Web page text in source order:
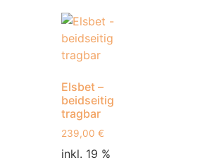
Elsbet –
beidseitig
tragbar
239,00 €
inkl. 19 %